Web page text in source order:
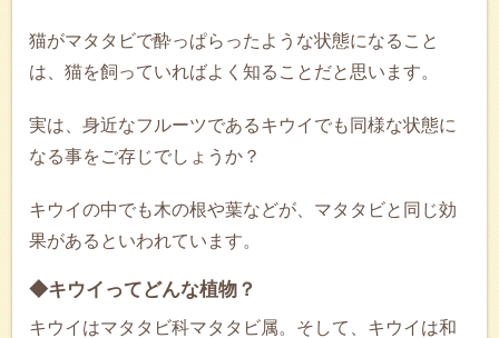
猫がマタタビで酔っぱらったような状態になること
は、猫を飼っていればよく知ることだと思います。
実は、身近なフルーツであるキウイでも同様な状態に
なる事をご存じでしょうか？
キウイの中でも木の根や葉などが、マタタビと同じ効
果があるといわれています。
◆キウイってどんな植物？
キウイはマタタビ科マタタビ属。そして、キウイは和